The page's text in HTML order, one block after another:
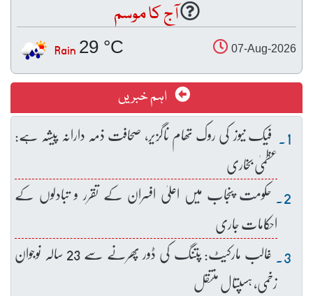
آج کا موسم
07-Aug-2026
29 °C
Rain
اہم خبریں
فیک نیوز کی روک تھام ناگزیر، صحافت ذمہ دارانہ پیشہ ہے:
عظمیٰ بخاری
حکومت پنجاب میں اعلیٰ افسران کے تقرر و تبادلوں کے
احکامات جاری
غالب مارکیٹ: پتنگ کی ڈور پھرنے سے 23 سالہ نوجوان
زخمی، ہسپتال منتقل